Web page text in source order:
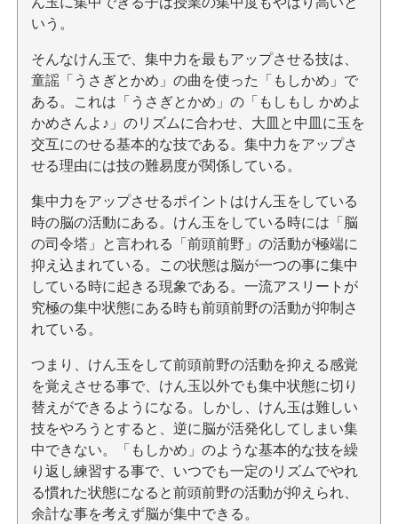
いう。
そんなけん玉で、集中力を最もアップさせる技は、
童謡「うさぎとかめ」の曲を使った「もしかめ」で
ある。これは「うさぎとかめ」の「もしもし かめよ
かめさんよ♪」のリズムに合わせ、大皿と中皿に玉を
交互にのせる基本的な技である。集中力をアップさ
せる理由には技の難易度が関係している。
集中力をアップさせるポイントはけん玉をしている
時の脳の活動にある。けん玉をしている時には「脳
の司令塔」と言われる「前頭前野」の活動が極端に
抑え込まれている。この状態は脳が一つの事に集中
している時に起きる現象である。一流アスリートが
究極の集中状態にある時も前頭前野の活動が抑制さ
れている。
つまり、けん玉をして前頭前野の活動を抑える感覚
を覚えさせる事で、けん玉以外でも集中状態に切り
替えができるようになる。しかし、けん玉は難しい
技をやろうとすると、逆に脳が活発化してしまい集
中できない。「もしかめ」のような基本的な技を繰
り返し練習する事で、いつでも一定のリズムでやれ
る慣れた状態になると前頭前野の活動が抑えられ、
余計な事を考えず脳が集中できる。